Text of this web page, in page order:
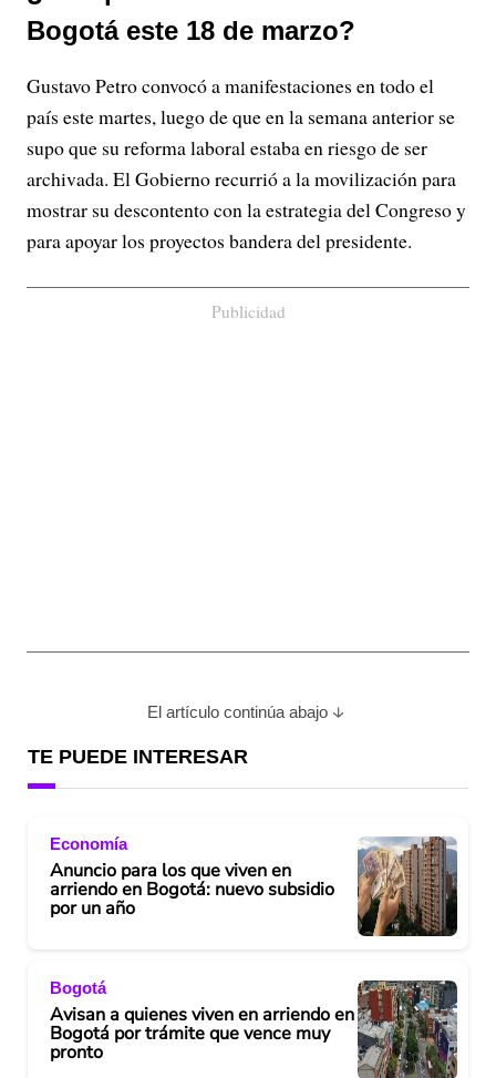
Bogotá este 18 de marzo?
Gustavo Petro convocó a manifestaciones en todo el
país este martes, luego de que en la semana anterior se
supo que su reforma laboral estaba en riesgo de ser
archivada. El Gobierno recurrió a la movilización para
mostrar su descontento con la estrategia del Congreso y
para apoyar los proyectos bandera del presidente.
Publicidad
El artículo continúa abajo
TE PUEDE INTERESAR
Economía
Anuncio para los que viven en
arriendo en Bogotá: nuevo subsidio
por un año
Bogotá
Avisan a quienes viven en arriendo en
Bogotá por trámite que vence muy
pronto